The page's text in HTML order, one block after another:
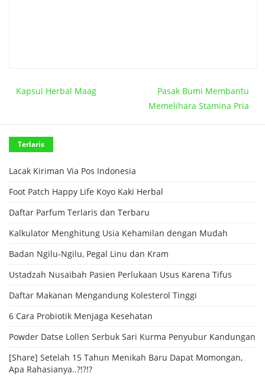
Kapsul Herbal Maag
Pasak Bumi Membantu
Memelihara Stamina Pria
Terlaris
Lacak Kiriman Via Pos Indonesia
Foot Patch Happy Life Koyo Kaki Herbal
Daftar Parfum Terlaris dan Terbaru
Kalkulator Menghitung Usia Kehamilan dengan Mudah
Badan Ngilu-Ngilu, Pegal Linu dan Kram
Ustadzah Nusaibah Pasien Perlukaan Usus Karena Tifus
Daftar Makanan Mengandung Kolesterol Tinggi
6 Cara Probiotik Menjaga Kesehatan
Powder Datse Lollen Serbuk Sari Kurma Penyubur Kandungan
[Share] Setelah 15 Tahun Menikah Baru Dapat Momongan,
Apa Rahasianya..?!?!?